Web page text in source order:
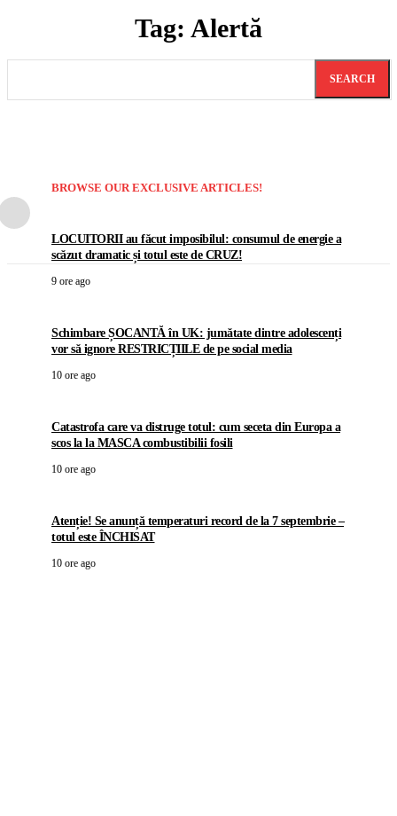
Tag: Alertă
SEARCH
BROWSE OUR EXCLUSIVE ARTICLES!
LOCUITORII au făcut imposibilul: consumul de energie a
scăzut dramatic și totul este de CRUZ!
9 ore ago
Schimbare ȘOCANTĂ în UK: jumătate dintre adolescenți
vor să ignore RESTRICȚIILE de pe social media
10 ore ago
Catastrofa care va distruge totul: cum seceta din Europa a
scos la la MASCA combustibilii fosili
10 ore ago
Atenție! Se anunță temperaturi record de la 7 septembrie –
totul este ÎNCHISAT
10 ore ago